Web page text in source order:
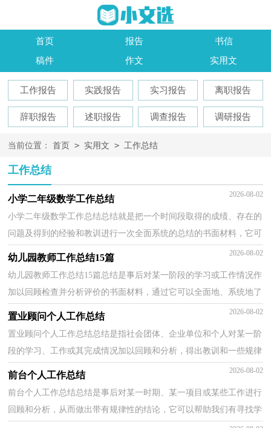
首页 报告
书信
稿件
作文 实用文
工作报告 实践报告 实习报告 离职报告
辞职报告 述职报告 调查报告 调研报告
当前位置： 首页 > 实用文 > 工作总结
工作总结
小学二年级数学工作总结 2026-08-02
小学二年级数学工作总结总结就是把一个时间段取得的成绩、存在的
问题及得到的经验和教训进行一次全面系统的总结的书面材料，它可
使零星的、肤浅的、表面的感性认知上升到全面...
幼儿园教师工作总结15篇 2026-08-02
幼儿园教师工作总结15篇总结是事后对某一阶段的学习或工作情况作
加以回顾检查并分析评价的书面材料，通过它可以全面地、系统地了
解以往的学习和工作情况，为此我们要做好回顾，写...
置业顾问个人工作总结 2026-08-02
置业顾问个人工作总结总结是指社会团体、企业单位和个人对某一阶
段的学习、工作或其完成情况加以回顾和分析，得出教训和一些规律
性认识的一种书面材料，它在我们的学习、工作中...
前台个人工作总结 2026-08-02
前台个人工作总结总结是事后对某一时期、某一项目或某些工作进行
回顾和分析，从而做出带有规律性的结论，它可以帮助我们有寻找学